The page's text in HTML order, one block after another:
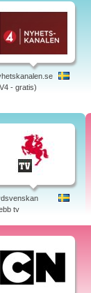
- gratis)
tv